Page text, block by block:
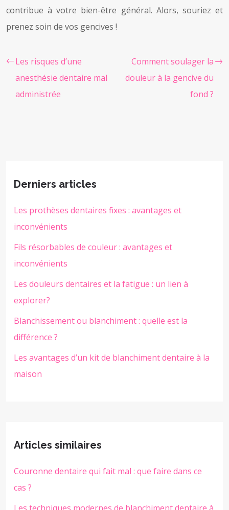
contribue à votre bien-être général. Alors, souriez et
prenez soin de vos gencives !
Les risques d’une
anesthésie dentaire mal
administrée
Comment soulager la
douleur à la gencive du
fond ?
Derniers articles
Les prothèses dentaires fixes : avantages et
inconvénients
Fils résorbables de couleur : avantages et
inconvénients
Les douleurs dentaires et la fatigue : un lien à
explorer?
Blanchissement ou blanchiment : quelle est la
différence ?
Les avantages d’un kit de blanchiment dentaire à la
maison
Articles similaires
Couronne dentaire qui fait mal : que faire dans ce
cas ?
Les techniques modernes de blanchiment dentaire à